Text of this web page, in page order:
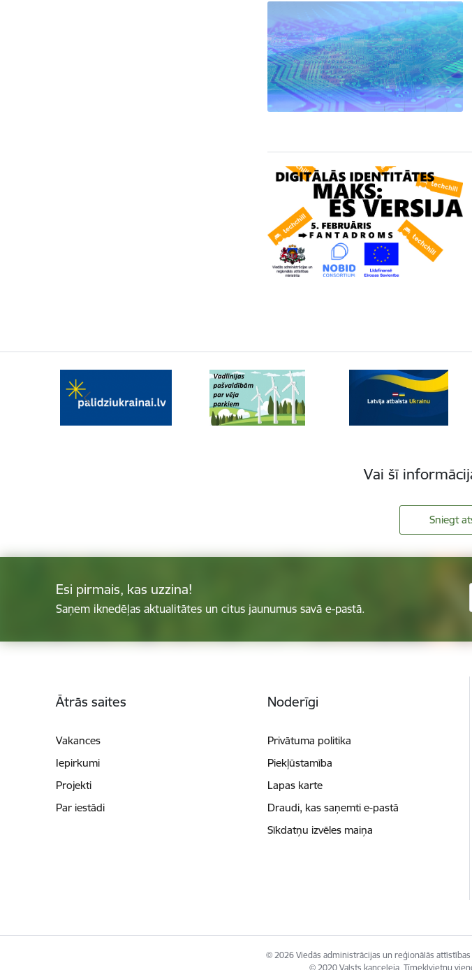
Vai šī
Sniegt
Esi pirmais, kas uzzina!
Saņem iknedēļas aktualitātes un citus jaunumus savā e-pastā.
Ātrās saites
Vakances
Iepirkumi
Projekti
Par iestādi
Noderīgi
Privātuma politika
Piekļūstamība
Lapas karte
Draudi, kas saņemti e-pastā
Sīkdatņu izvēles maiņa
© 2026 Viedās administrācijas un reģionālās
© 2020 Valsts kanceleja, Tīmekļvietņu